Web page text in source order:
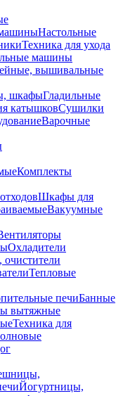
Настольные
Техника для ухода
машины
вышивальные
шкафыГладильные
катышковСушилки
Варочные
Комплекты
Шкафы для
Вакуумные
Охладители
Тепловые
печиБанные
вытяжные
Техника для
Йогуртницы,